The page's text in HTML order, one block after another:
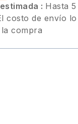
: Hasta
costo de envío
compra